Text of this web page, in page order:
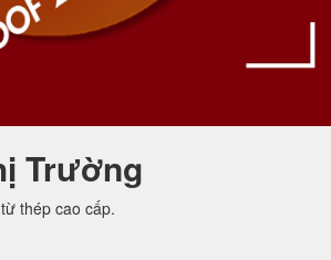
Trường
thép cao cấp.